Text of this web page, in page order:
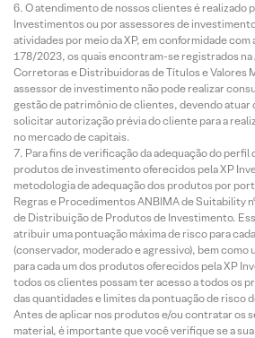
O atendimento de nossos clientes é realizado
Investimentos ou por assessores de
atividades por meio da XP, em conformidade com
178/2023, os quais encontram-se registrados na
Corretoras e Distribuidoras de Títulos e Valores
assessor de investimento não pode realizar
gestão de patrimônio de clientes, devendo
solicitar autorização prévia do cliente para a
no mercado de capitais.
Para fins de verificação da adequação do
produtos de investimento oferecidos pela XP
metodologia de adequação dos produtos por
Regras e Procedimentos ANBIMA de Suitability
de Distribuição de Produtos de Investimento.
atribuir uma pontuação máxima de risco para
(conservador, moderado e agressivo), bem como
para cada um dos produtos oferecidos pela XP
todos os clientes possam ter acesso a todos os
das quantidades e limites da pontuação de risco
Antes de aplicar nos produtos e/ou contratar os
material, é importante que você verifique se a